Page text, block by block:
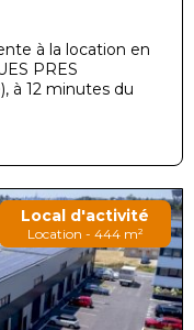
à la location en
PRES
à 12 minutes du
Local d'activité
Location - 444 m²